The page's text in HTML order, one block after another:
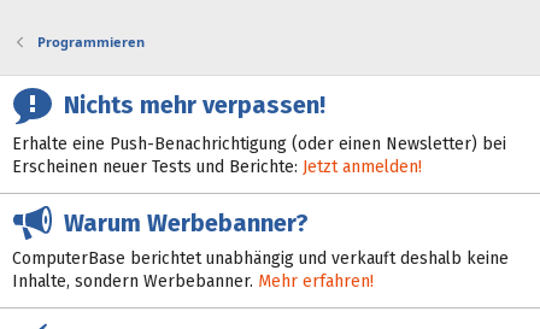
Programmieren
Nichts mehr verpassen!
Erhalte eine Push-Benachrichtigung (oder einen Newsletter) bei
Erscheinen neuer Tests und Berichte: Jetzt anmelden!
Warum Werbebanner?
ComputerBase berichtet unabhängig und verkauft deshalb keine
Inhalte, sondern Werbebanner. Mehr erfahren!